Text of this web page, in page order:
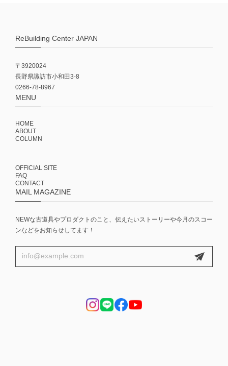
ReBuilding Center JAPAN
〒3920024
長野県諏訪市小和田3-8
0266-78-8967
MENU
HOME
ABOUT
COLUMN
OFFICIAL SITE
FAQ
CONTACT
MAIL MAGAZINE
NEWな古道具やプロダクトのこと、伝えたいストーリーや今月のスコー
ンなどをお知らせしてます！